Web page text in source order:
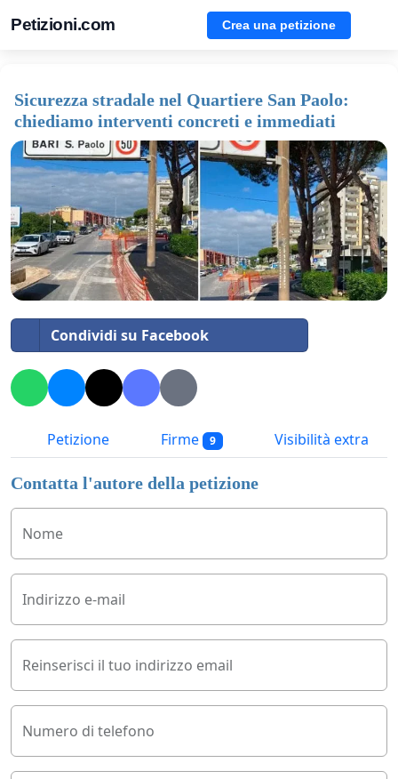
Petizioni.com Crea una petizione
Sicurezza stradale nel Quartiere San Paolo:
chiediamo interventi concreti e immediati
Condividi su Facebook
Petizione Firme 9 Visibilità extra
Contatta l'autore della petizione
Nome
Indirizzo e-mail
Reinserisci il tuo indirizzo email
Numero di telefono